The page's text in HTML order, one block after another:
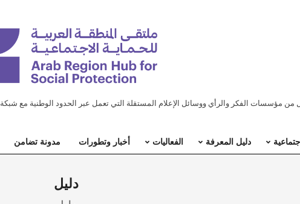
مؤسسات الفكر والرأي ووسائل الإعلام المستقلة التي تعمل عبر الحدود الوطنية مع
دليل المعرفة الفعاليات أخبار وتطورات مدونة تضامن
دليل